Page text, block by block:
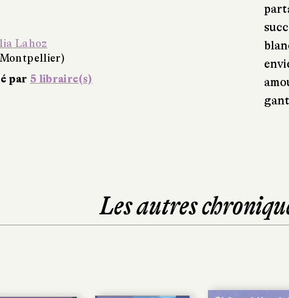
Lahoz
par 5 libraire(s)
Les autres